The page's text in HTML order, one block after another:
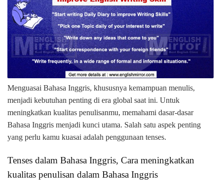
Menguasai Bahasa Inggris, khususnya kemampuan menulis,
menjadi kebutuhan penting di era global saat ini. Untuk
meningkatkan kualitas penulisanmu, memahami dasar-dasar
Bahasa Inggris menjadi kunci utama. Salah satu aspek penting
yang perlu kamu kuasai adalah penggunaan tenses.
Tenses dalam Bahasa Inggris, Cara meningkatkan
kualitas penulisan dalam Bahasa Inggris